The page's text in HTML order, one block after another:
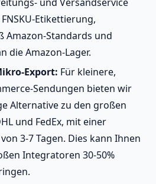
Etikettierung,
Amazon-Standards und
die Amazon-Lager.
Export: Für kleinere,
Sendungen bieten wir
Alternative zu den großen
und FedEx, mit einer
3-7 Tagen. Dies kann Ihnen
Integratoren 30-50%